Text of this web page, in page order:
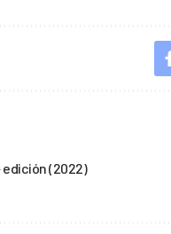
edición (2022)